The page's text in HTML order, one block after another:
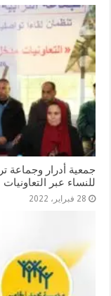
جمعية أدرار وجماعة
للنساء عبر التعاونيات
28 فبراير، 2022